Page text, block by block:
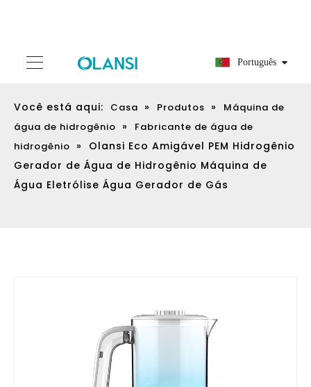
Português
Você está aqui: Casa » Produtos »
Máquina de
água de hidrogênio »
Fabricante de água de
hidrogênio »
Olansi Eco Amigável PEM Hidrogênio
Gerador de Água de Hidrogênio Máquina de
Água Eletrólise Água Gerador de Gás